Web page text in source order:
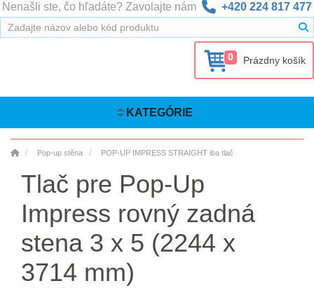
Nenašli ste, čo hľadáte? Zavolajte nám +420 224 817 477
0 Prázdny košík
KATEGÓRIE
Pop-up stěna POP-UP IMPRESS STRAIGHT iba tlač
Tlač pre Pop-Up
Impress rovný zadná
stena 3 x 5 (2244 x
3714 mm)